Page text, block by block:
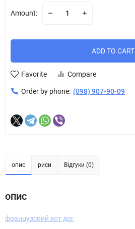
Amount:
ADD TO CART
Favorite Compare
Order by phone: (098) 907-90-09
опис риси Відгуки (0)
опис
французский хот дог